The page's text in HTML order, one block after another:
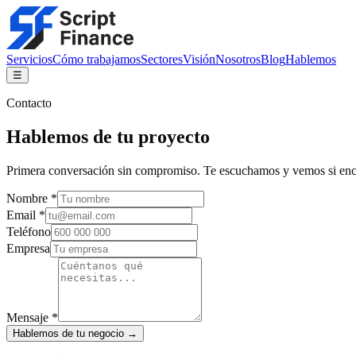
ServiciosCómo trabajamosSectoresVisiónNosotrosBlogHablemos
☰
Contacto
Hablemos de tu proyecto
Primera conversación sin compromiso. Te escuchamos y vemos si
Nombre *
Email *
Teléfono
Empresa
Mensaje *
Hablemos de tu negocio →